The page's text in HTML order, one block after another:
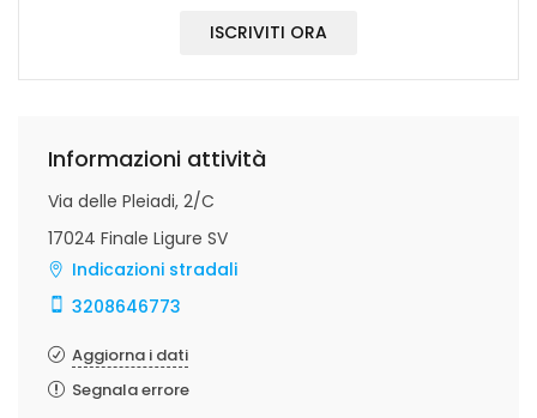
ISCRIVITI ORA
Informazioni attività
Via delle Pleiadi, 2/C
17024 Finale Ligure SV
Indicazioni stradali
3208646773
Aggiorna i dati
Segnala errore